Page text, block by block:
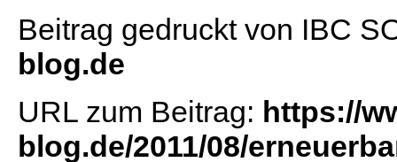
Beitrag gedruckt von IBC
blog.de
URL zum Beitrag: https://
blog.de/2011/08/